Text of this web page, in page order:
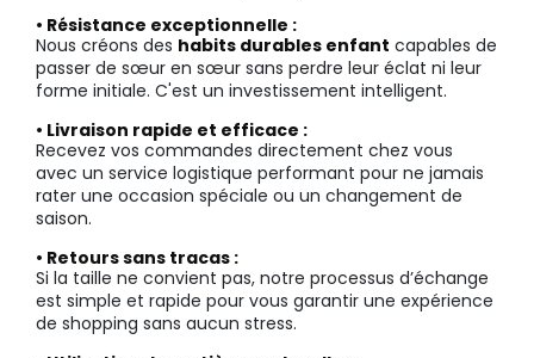
• Résistance exceptionnelle :
Nous créons des habits durables enfant capables de
passer de sœur en sœur sans perdre leur éclat ni leur
forme initiale. C'est un investissement intelligent.
• Livraison rapide et efficace :
Recevez vos commandes directement chez vous
avec un service logistique performant pour ne jamais
rater une occasion spéciale ou un changement de
saison.
• Retours sans tracas :
Si la taille ne convient pas, notre processus d’échange
est simple et rapide pour vous garantir une expérience
de shopping sans aucun stress.